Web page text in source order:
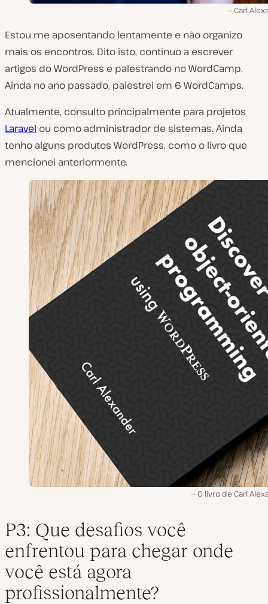
Carl
Estou me aposentando lentamente e não organizo
mais os encontros. Dito isto, continuo a escrever
artigos do WordPress e palestrando no WordCamp.
Ainda no ano passado, palestrei em 6 WordCamps.
Atualmente, consulto principalmente para projetos
Laravel ou como administrador de sistemas. Ainda
tenho alguns produtos WordPress, como o livro que
mencionei anteriormente.
O livro de Carl
P3: Que desafios você
enfrentou para chegar onde
você está agora
profissionalmente?